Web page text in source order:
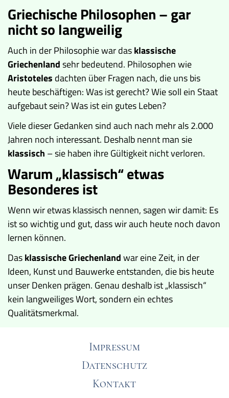
Griechische Philosophen – gar
nicht so langweilig
Auch in der Philosophie war dasklassische
Griechenlandsehr bedeutend. Philosophen wie
Aristoteles dachten über Fragen nach, die uns bis
heute beschäftigen: Was ist gerecht? Wie soll ein Staat
aufgebaut sein? Was ist ein gutes Leben?
Viele dieser Gedanken sind auch nach mehr als 2.000
Jahren noch interessant. Deshalb nennt man sie
klassisch – sie haben ihre Gültigkeit nicht verloren.
Warum „klassisch“ etwas
Besonderes ist
Wenn wir etwas klassisch nennen, sagen wir damit: Es
ist so wichtig und gut, dass wir auch heute noch davon
lernen können.
Dasklassische Griechenlandwar eine Zeit, in der
Ideen, Kunst und Bauwerke entstanden, die bis heute
unser Denken prägen. Genau deshalb ist „klassisch“
kein langweiliges Wort, sondern ein echtes
Qualitätsmerkmal.
Impressum
Datenschutz
Kontakt